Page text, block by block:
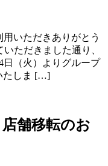
いただきありがとう
ただきました通り、
日（火）よりグループ
たしま […]
店舗移転のお